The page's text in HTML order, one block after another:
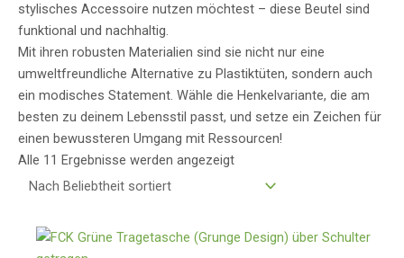
stylisches Accessoire nutzen möchtest – diese Beutel sind
funktional und nachhaltig.
Mit ihren robusten Materialien sind sie nicht nur eine
umweltfreundliche Alternative zu Plastiktüten, sondern auch
ein modisches Statement. Wähle die Henkelvariante, die am
besten zu deinem Lebensstil passt, und setze ein Zeichen für
einen bewussteren Umgang mit Ressourcen!
Alle 11 Ergebnisse werden angezeigt